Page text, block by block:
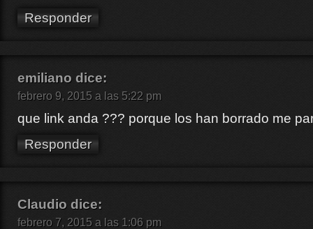
Responder
emiliano dice:
febrero 9, 2015 a las 5:22 pm
que link anda ??? porque los han borrado me
Responder
Claudio dice:
febrero 7, 2015 a las 1:06 pm